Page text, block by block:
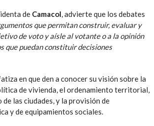
de Camacol, advierte que los debates
que permitan construir, evaluar y
de voto y aísle al votante o a la opinión
que puedan constituir decisiones
en que den a conocer su visión sobre la
de vivienda, el ordenamiento territorial,
las ciudades, y la provisión de
y de equipamientos sociales.